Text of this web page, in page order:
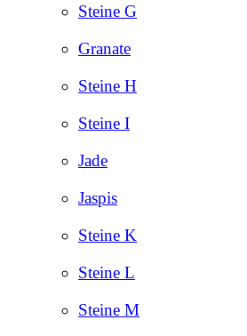
Steine G
Granate
Steine H
Steine I
Jade
Jaspis
Steine K
Steine L
Steine M